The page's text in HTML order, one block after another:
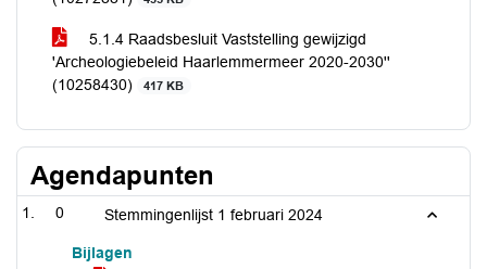
5.1.4 Raadsbesluit Vaststelling gewijzigd
'Archeologiebeleid Haarlemmermeer 2020-2030''
(10258430)
417 KB
Agendapunten
0 Stemmingenlijst 1 februari 2024
Bijlagen